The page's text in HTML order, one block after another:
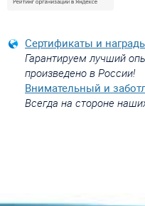
Сертификаты и
Гарантируем лучший
произведено в России!
Внимательный и
Всегда на стороне